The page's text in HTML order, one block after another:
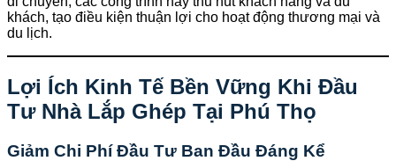
khách, tạo điều kiện thuận lợi cho hoạt động thương mại và
du lịch.
Lợi Ích Kinh Tế Bền Vững Khi Đầu
Tư Nhà Lắp Ghép Tại Phú Thọ
Giảm Chi Phí Đầu Tư Ban Đầu Đáng Kể